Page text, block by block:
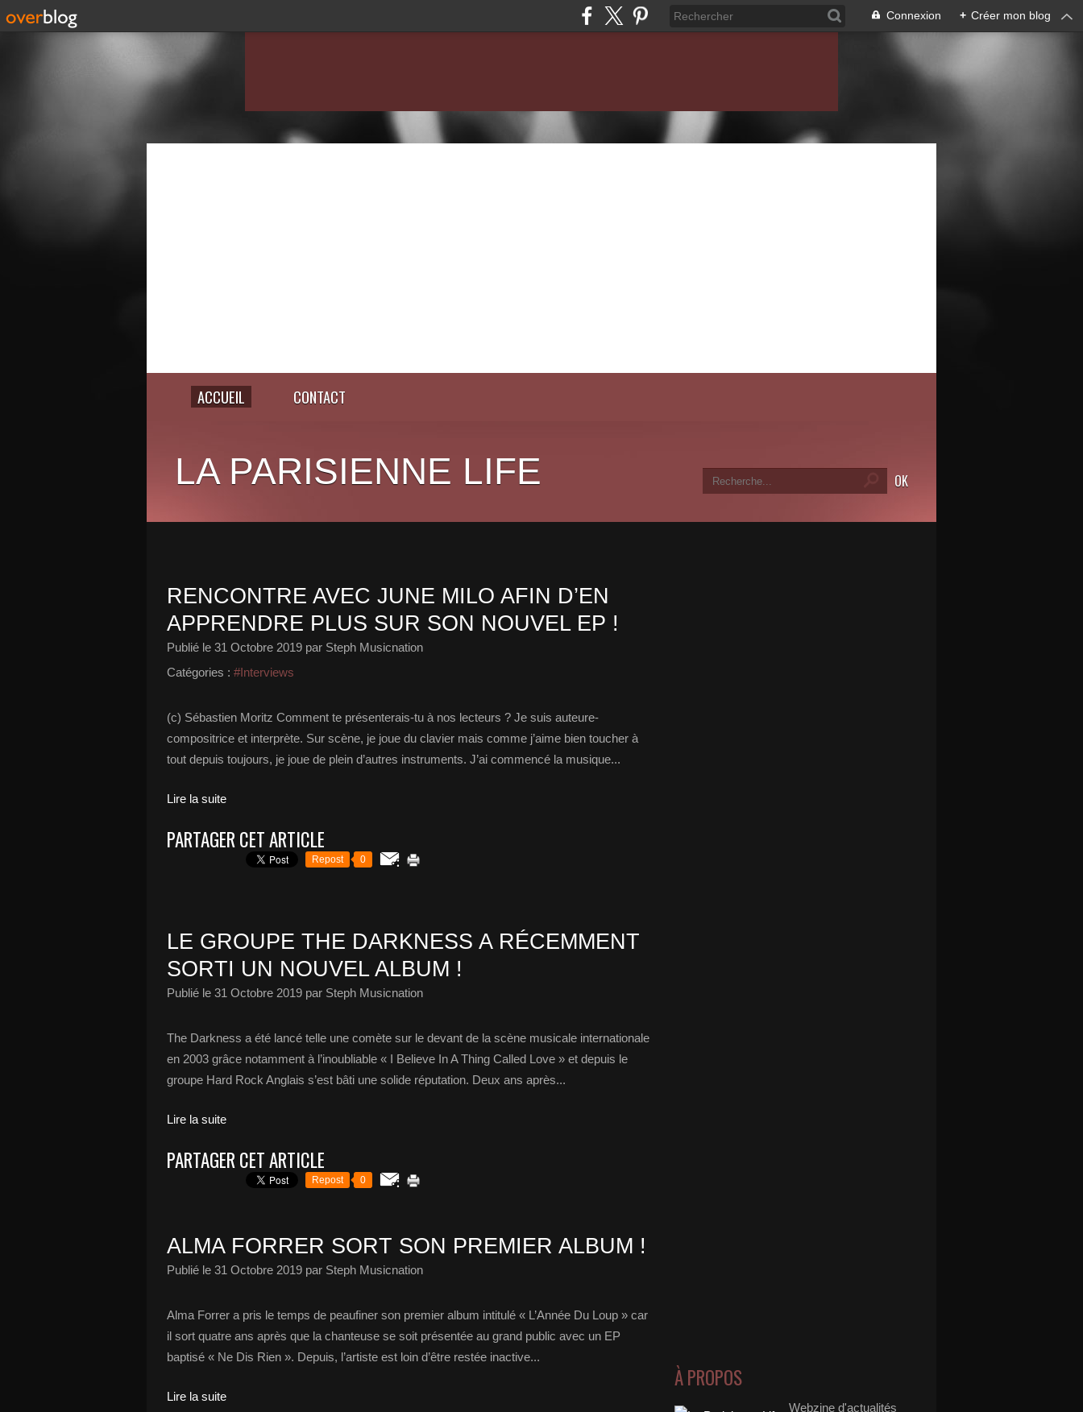
Connexion + Créer mon blog
ACCUEIL CONTACT
LA PARISIENNE LIFE
RENCONTRE AVEC JUNE MILO AFIN D’EN
APPRENDRE PLUS SUR SON NOUVEL EP !
Publié le 31 Octobre 2019 par Steph Musicnation
Catégories : #Interviews
(c) Sébastien Moritz Comment te présenterais-tu à nos lecteurs ? Je suis auteure-
compositrice et interprète. Sur scène, je joue du clavier mais comme j’aime bien toucher à
tout depuis toujours, je joue de plein d’autres instruments. J’ai commencé la musique...
Lire la suite
PARTAGER CET ARTICLE
Repost 0
LE GROUPE THE DARKNESS A RÉCEMMENT
SORTI UN NOUVEL ALBUM !
Publié le 31 Octobre 2019 par Steph Musicnation
The Darkness a été lancé telle une comète sur le devant de la scène musicale internationale
en 2003 grâce notamment à l’inoubliable « I Believe In A Thing Called Love » et depuis le
groupe Hard Rock Anglais s’est bâti une solide réputation. Deux ans après...
Lire la suite
PARTAGER CET ARTICLE
Repost 0
ALMA FORRER SORT SON PREMIER ALBUM !
Publié le 31 Octobre 2019 par Steph Musicnation
Alma Forrer a pris le temps de peaufiner son premier album intitulé « L’Année Du Loup » car
il sort quatre ans après que la chanteuse se soit présentée au grand public avec un EP
baptisé « Ne Dis Rien ». Depuis, l’artiste est loin d’être restée inactive...
Lire la suite
À PROPOS
Webzine d'actualités